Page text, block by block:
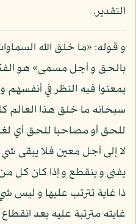
التقدير.
و قوله: «ما خلق الله
بالحق و أجل مسمى» هو
يمعنوا فيه النظر في أنفسهم
سبحانه ما خلق هذا العالم
للحق أو مصاحبا للحق أي
لا إلى أجل معين فلا يبقى
يفنى و ينقطع و إذا كان كل
ذا غاية تترتب عليها و ليس
غايته مترتبة عليه بعد